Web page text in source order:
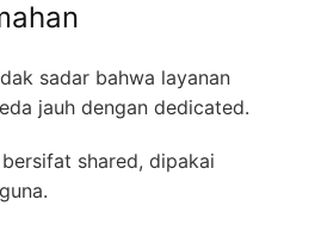
sadar bahwa layanan
jauh dengan dedicated.
shared, dipakai